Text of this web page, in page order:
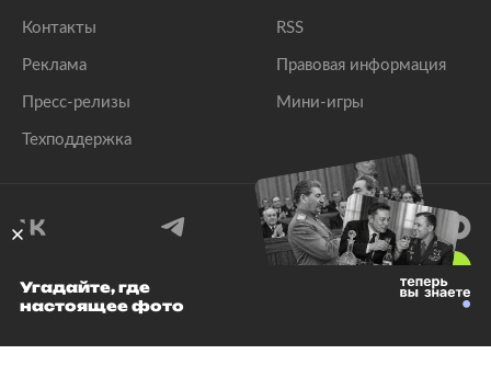
Контакты
Реклама
Пресс-релизы
Техподдержка
RSS
Правовая информация
Мини-игры
© 1999–2026 Все права защищены.
Угадайте, где
настоящее фото